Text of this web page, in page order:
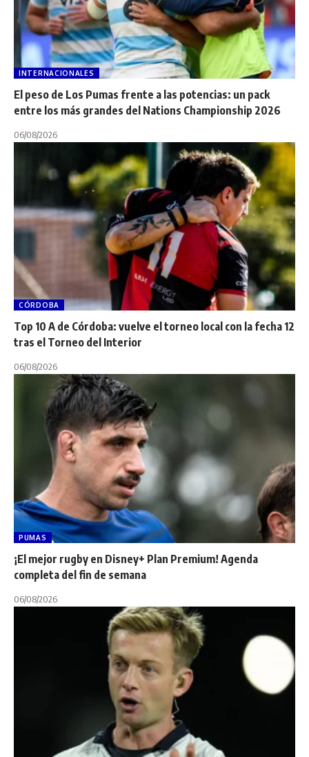
INTERNACIONALES
El peso de Los Pumas frente a las potencias: un pack
entre los más grandes del Nations Championship 2026
06/08/2026
CÓRDOBA
Top 10 A de Córdoba: vuelve el torneo local con la fecha 12
tras el Torneo del Interior
06/08/2026
PUMAS
¡El mejor rugby en Disney+ Plan Premium! Agenda
completa del fin de semana
06/08/2026